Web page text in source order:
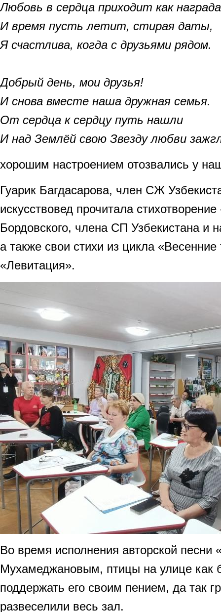
Любовь в сердца приходит как
И время пусть летит, стирая даты,
Я счастлива, когда с друзьями рядом.
Добрый день, мои друзья!
И снова вместе наша дружная семья.
От сердца к сердцу путь нашли
И над Землёй свою Звезду любви
хорошим настроением отозвались у
Гуарик Багдасарова, член СЖ
искусствовед прочитала
Бордовского, члена СП Узбекистана и
а также свои стихи из цикла
«Левитация».
Во время исполнения авторской песни
Мухамеджановым, птицы на улице как
поддержать его своим пением, да так
развеселили весь зал.